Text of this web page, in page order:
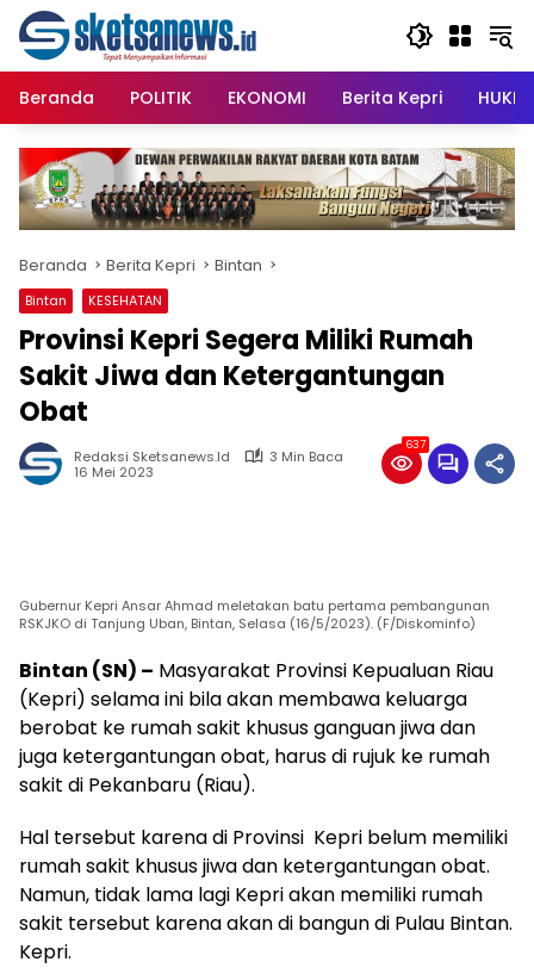
content
Langsung
konten
Beranda
POLITIK EKONOMI Berita Kepri
Beranda Berita Kepri Bintan
Bintan KESEHATAN
Provinsi Kepri Segera Miliki Rumah
Sakit Jiwa dan Ketergantungan
Obat
Redaksi Sketsanews.id
3 Min Baca
16 Mei 2023
637
Gubernur Kepri Ansar Ahmad meletakan batu pertama pembangunan
RSKJKO di Tanjung Uban, Bintan, Selasa (16/5/2023). (F/Diskominfo)
Bintan (SN) – Masyarakat Provinsi Kepualuan Riau
(Kepri) selama ini bila akan membawa keluarga
berobat ke rumah sakit khusus ganguan jiwa dan
juga ketergantungan obat, harus di rujuk ke rumah
sakit di Pekanbaru (Riau).
Hal tersebut karena di Provinsi Kepri belum memiliki
rumah sakit khusus jiwa dan ketergantungan obat.
Namun, tidak lama lagi Kepri akan memiliki rumah
sakit tersebut karena akan di bangun di Pulau Bintan.
Kepri.